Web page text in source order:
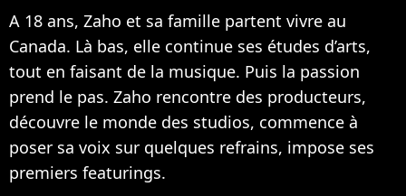
A 18 ans, Zaho et sa famille partent vivre au
Canada. Là bas, elle continue ses études d’arts,
tout en faisant de la musique. Puis la passion
prend le pas. Zaho rencontre des producteurs,
découvre le monde des studios, commence à
poser sa voix sur quelques refrains, impose ses
premiers featurings.